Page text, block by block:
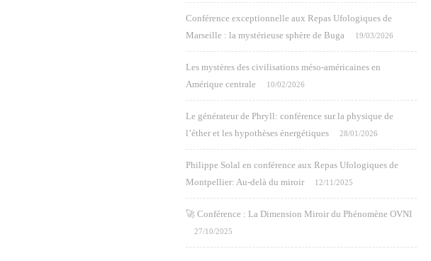
Conférence exceptionnelle aux Repas Ufologiques de
Marseille : la mystérieuse sphère de Buga
19/03/2026
Les mystères des civilisations méso-américaines en
Amérique centrale
10/02/2026
Le générateur de Phryll: conférence sur la physique de
l’éther et les hypothèses énergétiques
28/01/2026
Philippe Solal en conférence aux Repas Ufologiques de
Montpellier: Au-delà du miroir
12/11/2025
🚀 Conférence : La Dimension Miroir du Phénomène OVNI
27/10/2025